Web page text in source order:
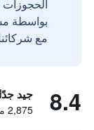
مع
8.4 جيد جدًا
2,875 من التقييمات تم التحقق منها